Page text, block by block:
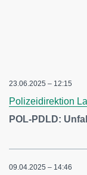
23.06.2025 – 12:15
Polizeidirektion
POL-PDLD:
09.04.2025 – 14:46